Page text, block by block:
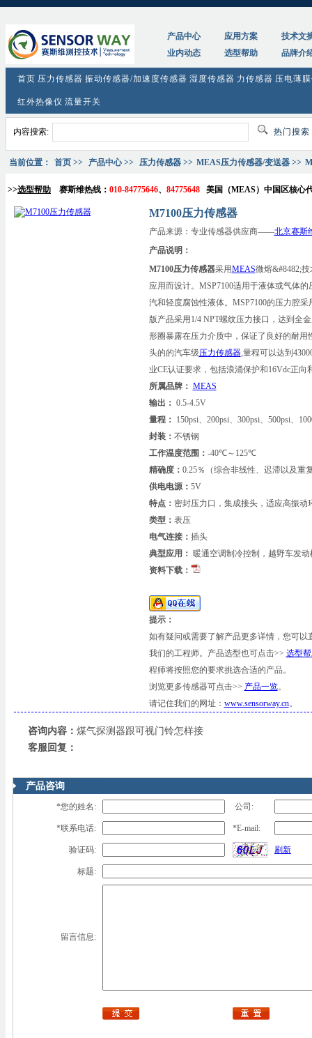
产品中心
应用方案
技术文
业内动态
选型帮助 品牌介
首页 压力传感器 振动传感器/加速度传感器 湿度传感器 力传感器 压电薄
红外热像仪 流量开关
内容搜索: 热门搜索
当前位置： 首页 >> 产品中心>> 压力传感器 >> MEAS压力传感器/变送器 >>
>>选型帮助 赛斯维热线： 010-84775646、 84775648 美国（MEAS）中国区核心
M7100压力传感器
产品来源：专业传感器供应商——北京赛斯
产品说明：
M7100压力传感器采用MEAS微熔&#8482;
应用而设计。MSP7100适用于液体或气体
汽和轻度腐蚀性液体。MSP7100的压力腔
版产品采用1/4 NPT螺纹压力接口，达到全
形圈暴露在压力介质中，保证了良好的耐
头的的汽车级压力传感器,量程可以达到
业CE认证要求，包括浪涌保护和16Vdc正向
所属品牌： MEAS
输出： 0.5-4.5V
量程： 150psi、200psi、300psi、500psi、
封装： 不锈钢
工作温度范围： -40℃～125℃
精确度： 0.25％（综合非线性、迟滞以及重
供电电源： 5V
特点： 密封压力口，集成接头，适应高振动
类型： 表压
电气连接： 插头
典型应用： 暖通空调制冷控制，越野车发
资料下载：
提示：
如有疑问或需要了解产品更多详情，您可以
我们的工程师。产品选型也可点击>> 选型
程师将按照您的要求挑选合适的产品。
浏览更多传感器可点击>> 产品一览。
请记住我们的网址： www.sensorway.cn。
咨询内容： 煤气探测器跟可视门铃怎样接
客服回复：
产品咨询
*您的姓名: 公司:
*联系电话: *E-mail:
验证码: 刷新
标题:
留言信息: